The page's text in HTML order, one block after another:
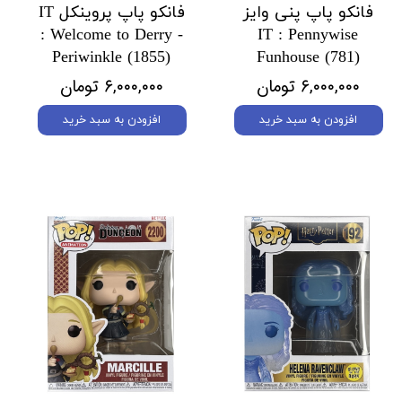
فانکو پاپ پنی وایز
IT : Pennywise
Funhouse (781)
۶,۰۰۰,۰۰۰ تومان
افزودن به سبد خرید
فانکو پاپ پروینکل IT
: Welcome to Derry -
Periwinkle (1855)
۶,۰۰۰,۰۰۰ تومان
افزودن به سبد خرید